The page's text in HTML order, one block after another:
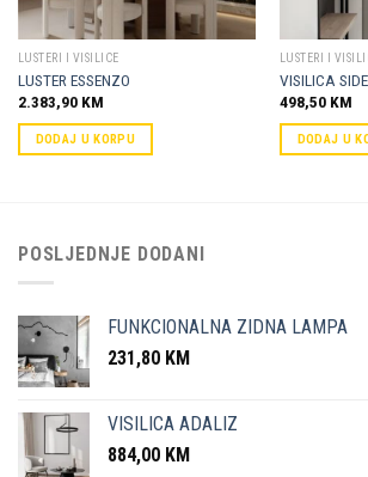
LUSTERI I VISILICE
LUSTER ESSENZO
2.383,90 KM
DODAJ U KORPU
LUSTERI I
VISILICA
498,50 KM
DODAJ U
POSLJEDNJE DODANI
FUNKCIONALNA ZIDNA LAMPA
231,80 KM
VISILICA ADALIZ
884,00 KM